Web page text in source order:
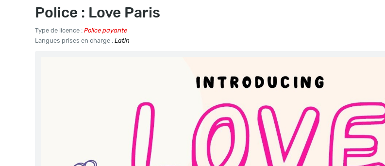
Police : Love Paris
Type de licence : Police payante
Langues prises en charge : Latin